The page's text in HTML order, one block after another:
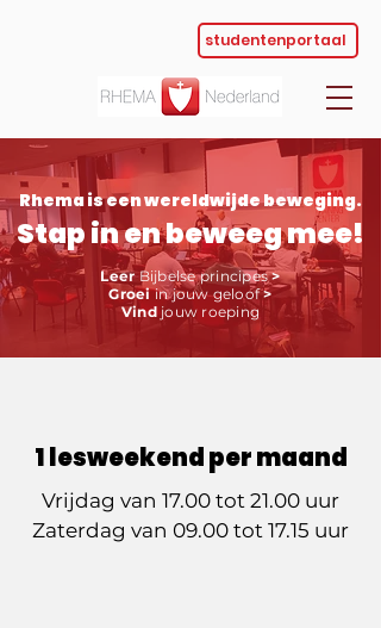
studentenportaal
Rhema is een wereldwijde beweging.
Stap in en beweeg mee!
LeerBijbelse principes>
Groeiin jouw geloof>
Vind jouw roeping
1 lesweekend per maand
Vrijdag van 17.00 tot 21.00 uur
Zaterdag van 09.00 tot 17.15 uur